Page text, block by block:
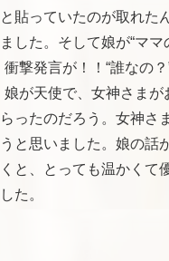
貼っていたのが取れた
した。そして娘が“ママ
撃発言が！！“誰なの？
が天使で、女神さまが
ったのだろう。女神さ
と思いました。娘の話
と、とっても温かくて
た。